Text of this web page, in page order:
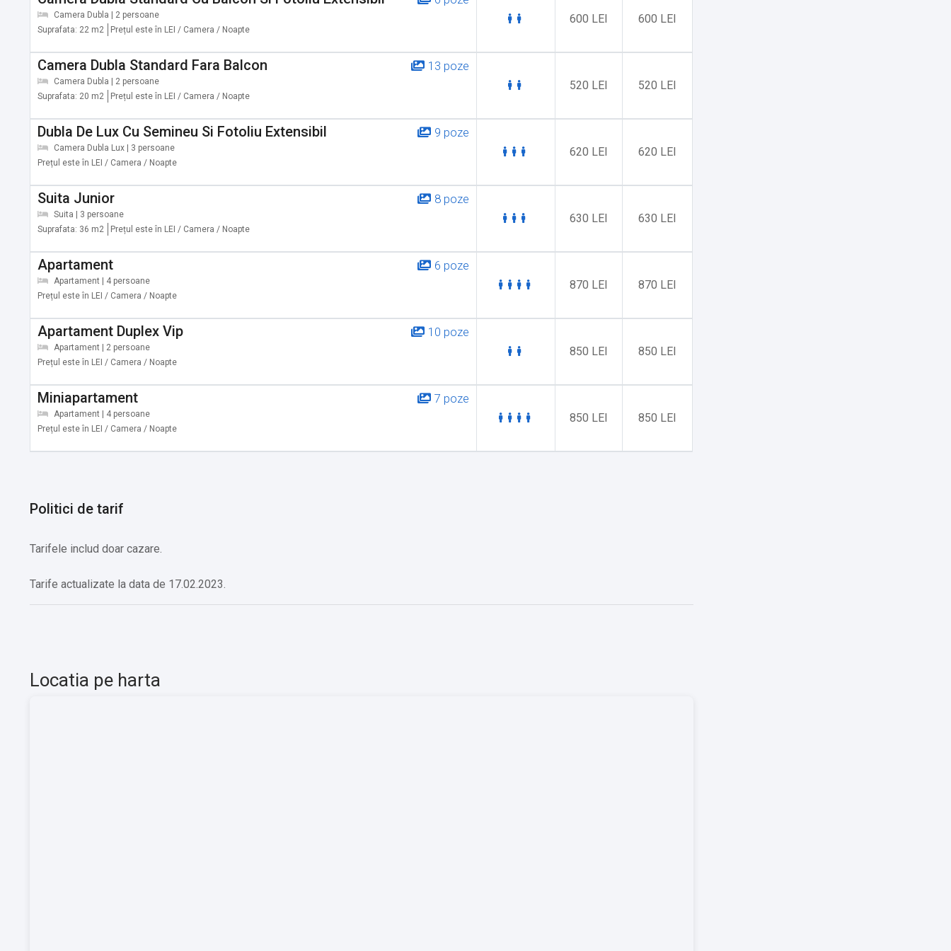
✔️ Prezentari
✔️ Seminarii
✔️ Campanii de relatii publice
✔️ Petreceri tematice
Gazduim in locatia noastra cele mai frumoase amintiri pe care le inramam intr-un decor de vis:
✔️ Nunta
✔️ Botez
✔️ Aniversare
✔️ Alte evenimente private
Obiective turistice în zonă:
Ce se afla in apropiere:
✔️ Parc de aventuri Escalada - 3,7 km
✔️ Olga Kobyleanska - 4,7 km
✔️ Codrul Secular Slatioara - 19 km
Restaurante si cafenele:
✔️ Cafenea/bar Restaurant Bucovinean - 3,2 km
✔️ Cafenea/bar La mama Gabi - 3,3 km
✔️ Cafenea/bar Sasu - 3,3 km
✔️ Tren Gura Humorului Oras - 4 km
Camera Dubla | 2 persoane
Suprafata: 22 m2
Prețul este în LEI / Camera / Noapte
600 LEI 600 LEI
13 poze
Camera Dubla Standard Fara Balcon
Camera Dubla | 2 persoane
Suprafata: 20 m2
Prețul este în LEI / Camera / Noapte
520 LEI 520 LEI
9 poze
Dubla De Lux Cu Semineu Si Fotoliu Extensibil
Camera Dubla Lux | 3 persoane
Prețul este în LEI / Camera / Noapte
620 LEI 620 LEI
8 poze
Suita Junior
Suita | 3 persoane
Suprafata: 36 m2
Prețul este în LEI / Camera / Noapte
630 LEI 630 LEI
6 poze
Apartament
Apartament | 4 persoane
Prețul este în LEI / Camera / Noapte
870 LEI 870 LEI
10 poze
Apartament Duplex Vip
Apartament | 2 persoane
Prețul este în LEI / Camera / Noapte
850 LEI 850 LEI
7 poze
Miniapartament
Apartament | 4 persoane
Prețul este în LEI / Camera / Noapte
850 LEI 850 LEI
Politici de tarif
Tarifele includ doar cazare.
Tarife actualizate la data de 17.02.2023.
Locatia pe harta